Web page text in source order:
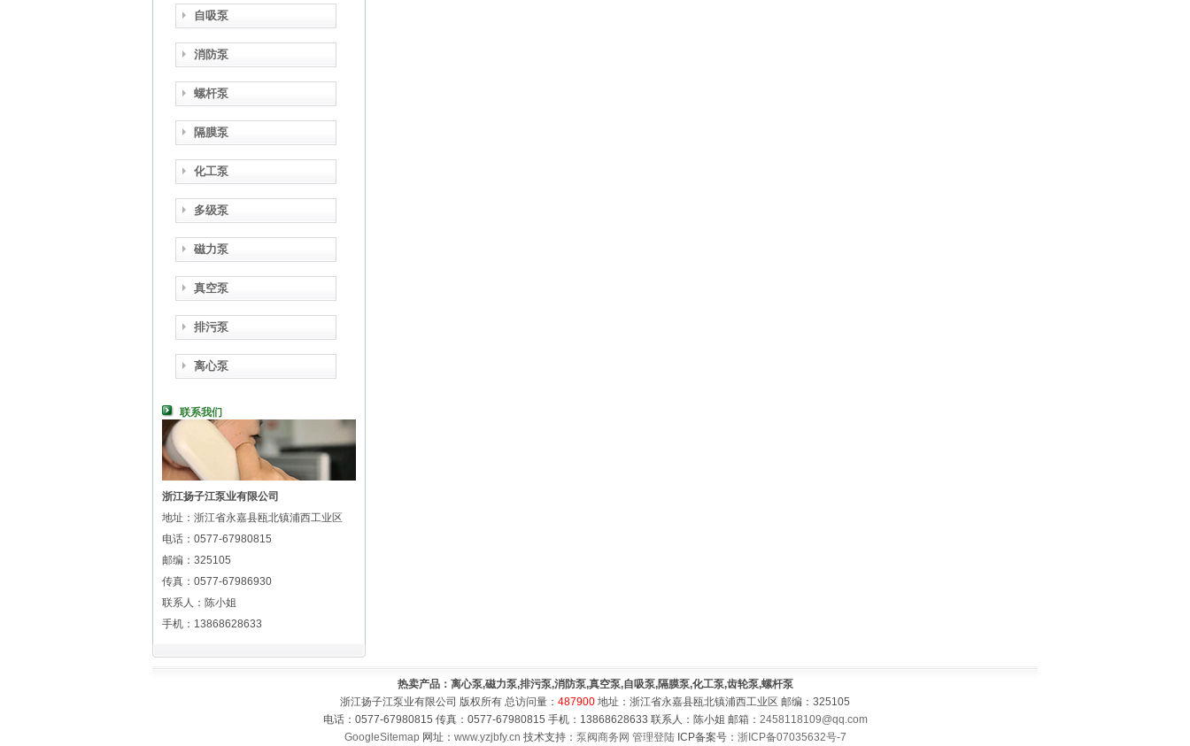
自吸泵
消防泵
螺杆泵
隔膜泵
化工泵
多级泵
磁力泵
真空泵
排污泵
离心泵
联系我们
浙江扬子江泵业有限公司
地址：浙江省永嘉县瓯北镇浦西工业区
电话：0577-67980815
邮编：325105
传真：0577-67986930
联系人：陈小姐
手机：13868628633
热卖产品：离心泵,磁力泵,排污泵,消防泵,真空泵,自吸泵,隔膜泵,化工泵,齿轮泵,螺杆泵
浙江扬子江泵业有限公司 版权所有 总访问量： 487900 地址：浙江省永嘉县瓯北镇浦西工业区 邮编：325105
电话：0577-67980815 传真：0577-67980815 手机：13868628633 联系人：陈小姐 邮箱： 2458118109@qq.com
GoogleSitemap 网址： www.yzjbfy.cn 技术支持： 泵阀商务网 管理登陆ICP备案号： 浙ICP备07035632号-7